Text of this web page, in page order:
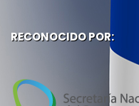
RECONOCIDO POR: